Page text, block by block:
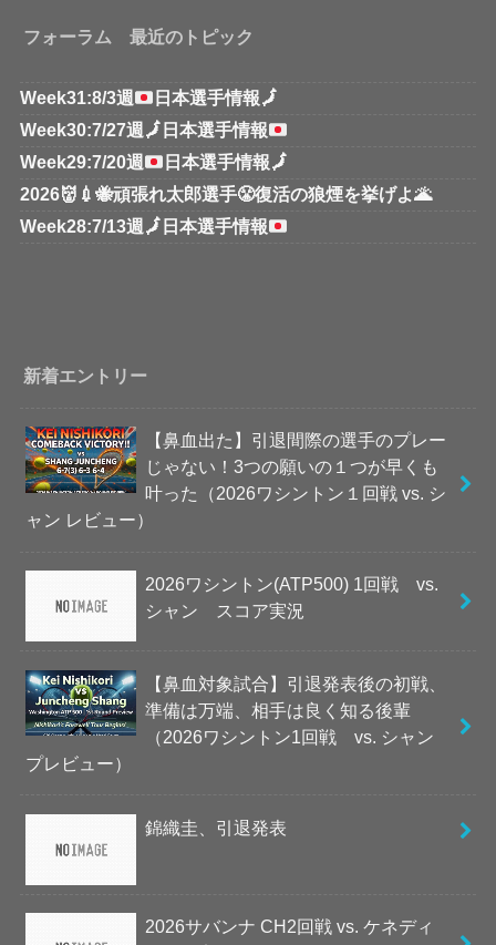
フォーラム 最近のトピック
Week31:8/3週 日本選手情報🗾
Week30:7/27週 🗾 日本選手情報
Week29:7/20週
日本選手情報🗾
2026👹💉🐝頑張れ太郎選手😤復活の狼煙を挙げよ🌋
Week28:7/13週 🗾 日本選手情報
新着エントリー
【鼻血出た】引退間際の選手のプレー
じゃない！3つの願いの１つが早くも
叶った（2026ワシントン１回戦 vs. シ
ャン レビュー）
2026ワシントン(ATP500) 1回戦 vs.
シャン スコア実況
【鼻血対象試合】引退発表後の初戦、
準備は万端、相手は良く知る後輩
（2026ワシントン1回戦 vs. シャン
プレビュー）
錦織圭、引退発表
2026サバンナ CH2回戦 vs. ケネディ